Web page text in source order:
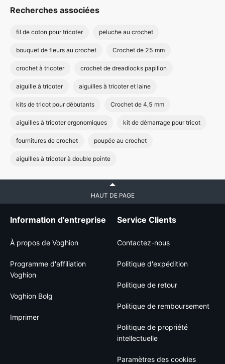
Recherches associées
fil de coton pour tricoter peluche au crochet
bouquet de fleurs au crochet Crochet de 25 mm
crochet à tricoter crochet de dreadlocks papillon
aiguille à tricoter aiguilles à tricoter et laine
kits de tricot pour débutants Crochet de 4,5 mm
aiguilles à tricoter ergonomiques kit de démarrage pour tricot
fournitures de crochet poupée au crochet
aiguilles à tricoter à double pointe
HAUT DE PAGE
Information d'entreprise
À propos de Voghion
Programme d'affiliation
Voghion
Voghion Bolg
Imprimer
Service Clients
Contactez-nous
Politique d'expédition
Politique de retour
Politique de remboursement
Politique de propriété
intellectuelle
Paramètres des cookies